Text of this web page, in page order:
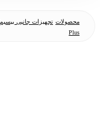
محصولات تجهیزات جانبی بیسیم
Plus